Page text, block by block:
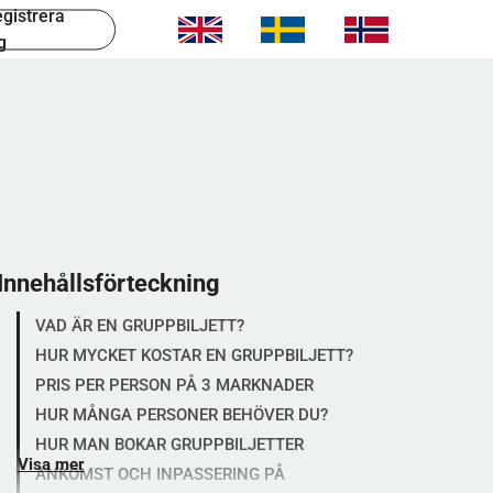
VAD ÄR EN GRUPPBILJETT?
HUR MYCKET KOSTAR EN GRUPPBILJETT?
PRIS PER PERSON PÅ 3 MARKNADER
HUR MÅNGA PERSONER BEHÖVER DU?
HUR MAN BOKAR GRUPPBILJETTER
ANKOMST OCH INPASSERING PÅ
Visa mer